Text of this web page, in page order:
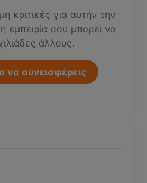
κριτικές για αυτήν την
εμπειρία σου μπορεί να
άλλους.
να συνεισφέρεις